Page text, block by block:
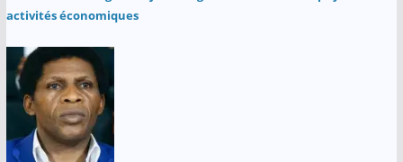
activités économiques